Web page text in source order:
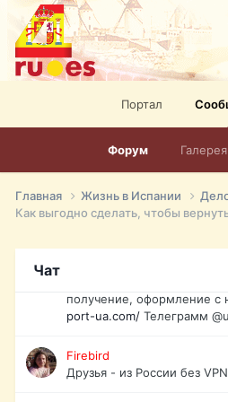
Портал
Форум Галерея
Главная Жизнь в Испании
Чат
"Мир-ТВ." Русское
спорт, HD. + Огромная
сайта. Наш сайт:http://mir-
David16
@David16
David16
Подскажите пожалуйста,
Юрист юа
получение, оформление с
port-ua.com/ Телеграмм
Firebird
Друзья - из России без